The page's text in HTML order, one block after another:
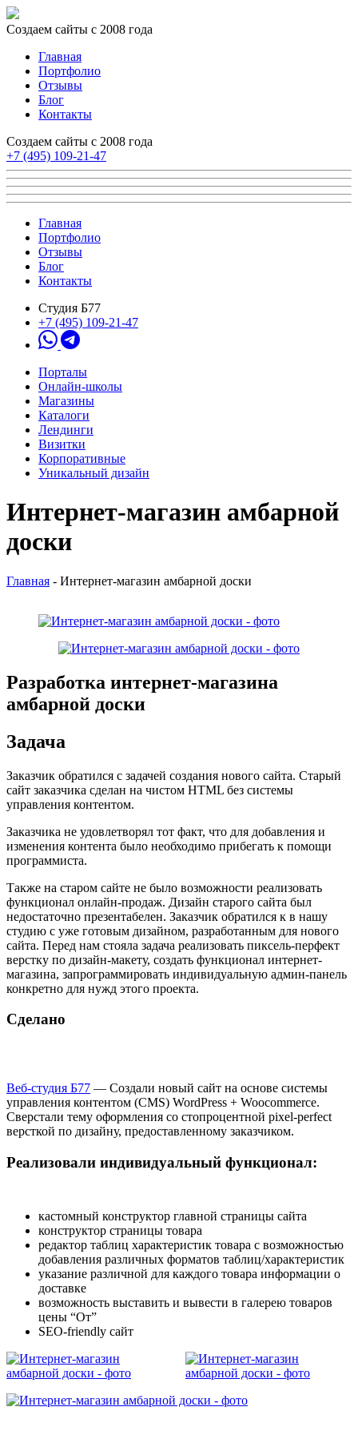
Создаем сайты с 2008 года
Главная
Портфолио
Отзывы
Блог
Контакты
Создаем сайты с 2008 года
+7 (495) 109-21-47
Главная
Портфолио
Отзывы
Блог
Контакты
Студия Б77
+7 (495) 109-21-47
Порталы
Онлайн-школы
Магазины
Каталоги
Лендинги
Визитки
Корпоративные
Уникальный дизайн
Интернет-магазин амбарной
доски
Главная - Интернет-магазин амбарной доски
Разработка интернет-магазина
амбарной доски
Задача
Заказчик обратился с задачей создания нового сайта. Старый
сайт заказчика сделан на чистом HTML без системы
управления контентом.
Заказчика не удовлетворял тот факт, что для добавления и
изменения контента было необходимо прибегать к помощи
программиста.
Также на старом сайте не было возможности реализовать
функционал онлайн-продаж. Дизайн старого сайта был
недостаточно презентабелен. Заказчик обратился к в нашу
студию с уже готовым дизайном, разработанным для нового
сайта. Перед нам стояла задача реализовать пиксель-перфект
верстку по дизайн-макету, создать функционал интернет-
магазина, запрограммировать индивидуальную админ-панель
конкретно для нужд этого проекта.
Сделано
Веб-студия Б77 — Создали новый сайт на основе системы
управления контентом (CMS) WordPress + Woocommerce.
Сверстали тему оформления со стопроцентной pixel-perfect
версткой по дизайну, предоставленному заказчиком.
Реализовали индивидуальный функционал:
кастомный конструктор главной страницы сайта
конструктор страницы товара
редактор таблиц характеристик товара с возможностью
добавления различных форматов таблиц/характеристик
указание различной для каждого товара информации о
доставке
возможность выставить и вывести в галерею товаров
цены “От”
SEO-friendly сайт